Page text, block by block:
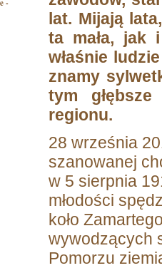
lat. Mijają
ta mała, jak
właśnie
znamy
tym
regionu.
28 września
szanowanej
w 5 sierpnia
młodości
koło
wywodzących
Pomorzu